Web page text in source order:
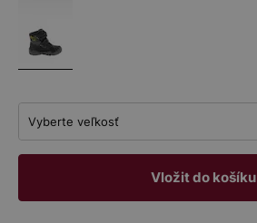
Vyberte veľkosť
Vložit do košíku